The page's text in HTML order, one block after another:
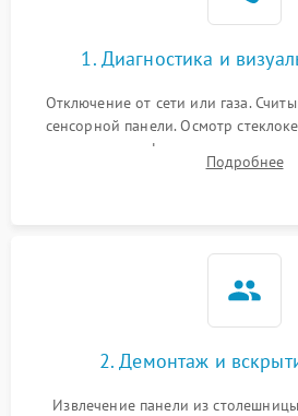
1. Диагностика и
Отключение от сети или газа.
сенсорной панели. Осмотр
проверка конфорок на
клиента о симптомах (неПодробнее
2. Демонтаж и
Извлечение панели из